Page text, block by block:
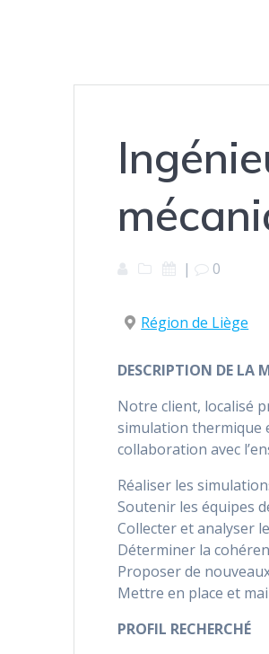
| 0
Région de Liège
DESCRIPTION DE LA
Notre client, localisé
simulation thermique
collaboration avec
Réaliser les
Soutenir les équipes
Collecter et analyser
Déterminer la
Proposer de
Mettre en place et
PROFIL RECHERCHÉ